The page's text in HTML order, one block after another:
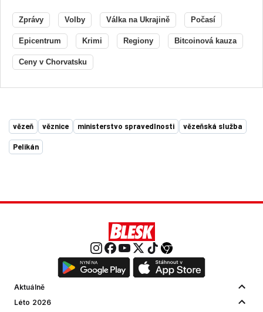
Zprávy Volby Válka na Ukrajině Počasí
Epicentrum Krimi Regiony Bitcoinová kauza
Ceny v Chorvatsku
vězeň věznice ministerstvo spravedlnosti vězeňská služba
Pelikán
Aktuálně
Léto 2026